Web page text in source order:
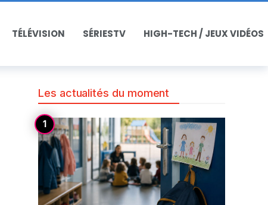
TÉLÉVISION SÉRIESTV HIGH-TECH / JEUX VIDÉOS
Les actualités du moment